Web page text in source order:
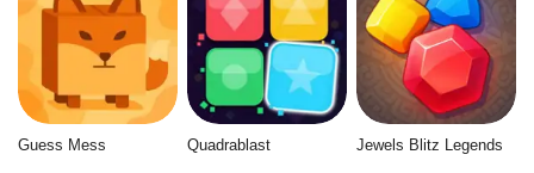
Guess Mess Quadrablast Jewels Blitz Legends